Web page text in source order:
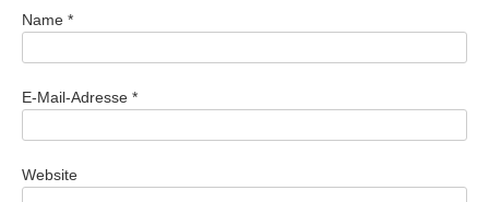
Name *
E-Mail-Adresse *
Website